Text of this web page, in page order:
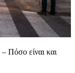
Πόσο είναι και